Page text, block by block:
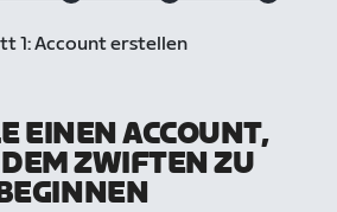
1: Account erstellen
EINEN ACCOUNT,
ZWIFTEN ZU